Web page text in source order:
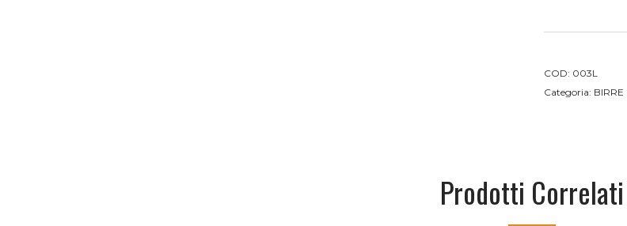
COD: 003L
Categoria: BIRRE
Prodotti Correlati